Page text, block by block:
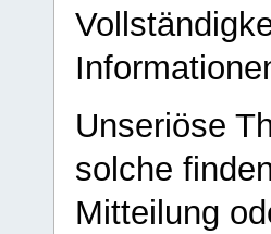
Unseriöse
solche
Mitteilung